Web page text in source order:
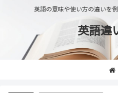
英語の意味や使い方の違いを
英語違